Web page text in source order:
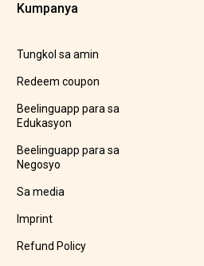
Kumpanya
Tungkol sa amin
Redeem coupon
Beelinguapp para sa
Edukasyon
Beelinguapp para sa
Negosyo
Sa media
Imprint
Refund Policy